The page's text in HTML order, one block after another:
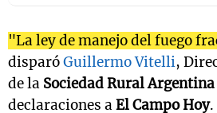
"La ley de manejo del fuego
disparóGuillermo Vitelli,
de la Sociedad Rural Argentina
declaraciones aEl Campo Hoy.